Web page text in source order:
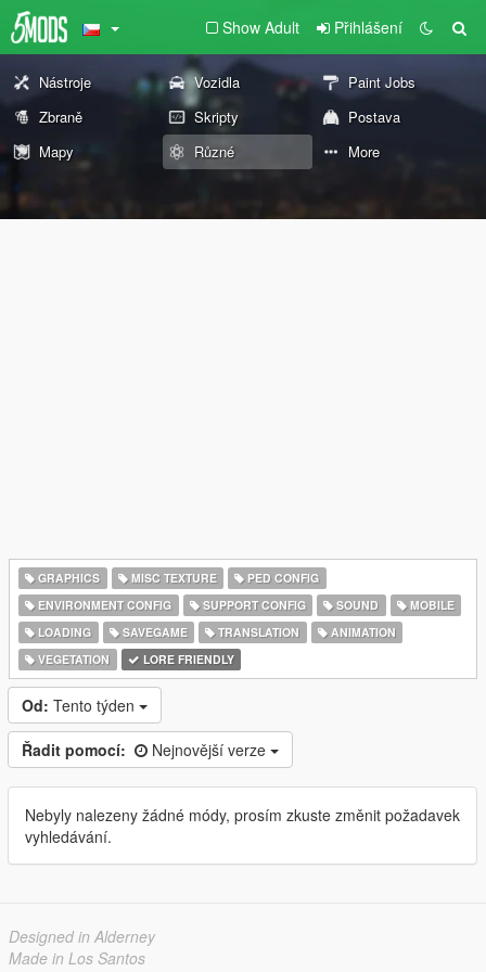
Show Adult Přihlášení
Nástroje Vozidla
Paint Jobs
Zbraně
Skripty
Postava
Mapy
Různé More
GRAPHICS MISC TEXTURE
PED CONFIG
ENVIRONMENT CONFIG
SUPPORT CONFIG SOUND
MOBILE
LOADING
SAVEGAME TRANSLATION
ANIMATION
VEGETATION
LORE FRIENDLY
Od: Tento týden
Řadit pomocí: Nejnovější verze
Nebyly nalezeny žádné módy, prosím zkuste změnit požadavek
vyhledávání.
Designed in Alderney
Made in Los Santos